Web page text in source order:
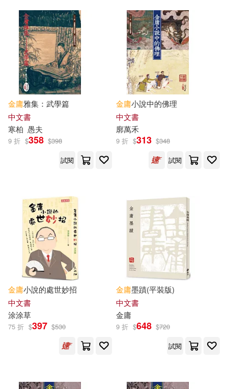
金庸、郭政一、藍天、宮井鳴(1)
金庸世Kim Yongsei(1)
金庸新(1)
金庸茶館編輯室(1) 金庸著(1)
金庸著，黃子平編選(1)
金庸，池田大作(1) 陳夫龍(1)
陳廣隆(1)
陳榮賦(1)
陳禹安(1)
陳茻(1)
韓雪（主編）(1) 顏宇翔(1)
餘子等(1) 馬伯庸(1)
馬大勇(1) （德）蘇費翔(1)
經濟日報出版社(1)
聯合電子出版(1) 萬卷樓(1)
譯林出版社(1) 賽斯文化(1)
長江文藝出版社(1)
香港中和出版(1)
鳳凰出版社(1) 黃河出版社(1)
黑龍江教育出版社(1)
金庸雅集：武學篇
中文書
寒柏 愚夫
9 折 $358 $398
試閱
金庸小說中的佛理
中文書
廓萬禾
9 折 $313 $348
試閱
金庸小說的處世妙招
中文書
涂涂草
75 折 $397 $530
金庸墨蹟(平裝版)
中文書
金庸
9 折 $648 $720
試閱